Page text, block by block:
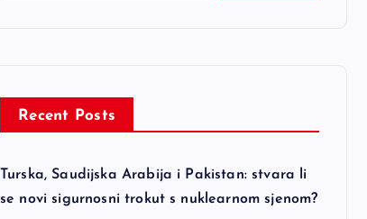
Recent Posts
Turska, Saudijska Arabija i Pakistan: stvara li
se novi sigurnosni trokut s nuklearnom sjenom?